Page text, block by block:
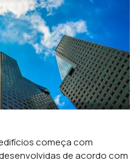
começa com
de acordo com